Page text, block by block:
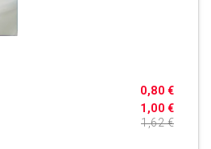
1,00 €
0,80 €
1,62 €